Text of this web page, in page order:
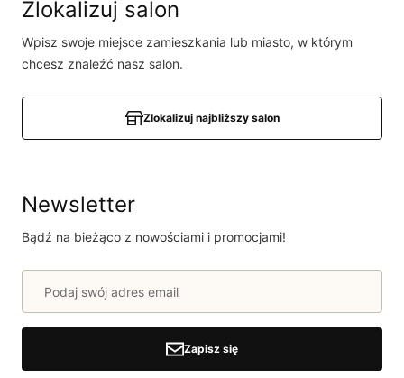
Powiadomienie
Zlokalizuj salon
Wpisz swoje miejsce zamieszkania lub miasto, w którym
chcesz znaleźć nasz salon.
Zlokalizuj najbliższy salon
Newsletter
Bądź na bieżąco z nowościami i promocjami!
Zapisz się